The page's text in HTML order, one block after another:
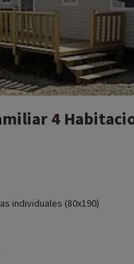
4
individuales (80x190)